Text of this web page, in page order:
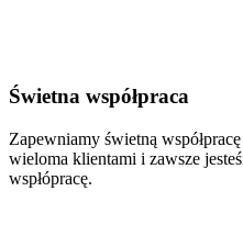
Świetna współpraca
Zapewniamy świetną
wieloma klientami i zawsze
wspłópracę.